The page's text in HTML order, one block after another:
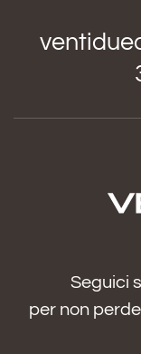
Seguici
per non